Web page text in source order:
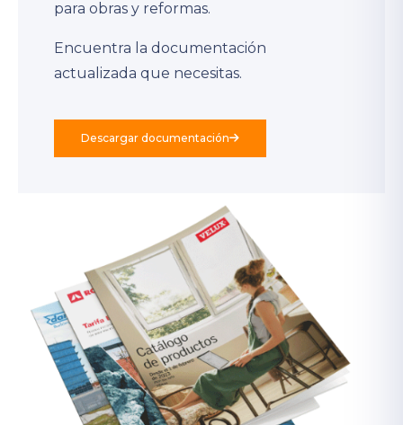
para obras y reformas.
Encuentra la documentación
actualizada que necesitas.
Descargar documentación